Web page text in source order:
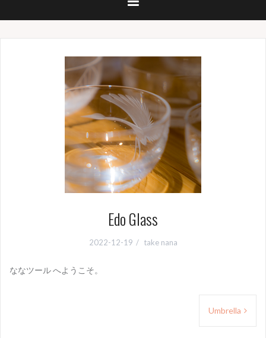
Edo Glass
2022-12-19 take nana
ななツール へようこそ。
Umbrella